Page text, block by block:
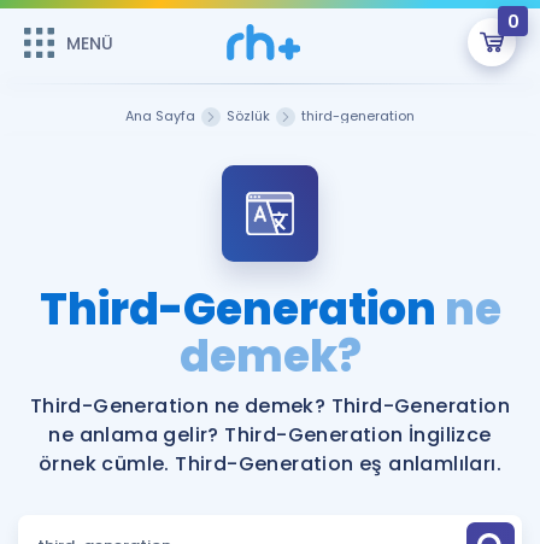
MENÜ
0
Şifremi Hatırlamıyorum
Sepetin Şu An Boş.
Remzi Hoca ile seni sınava hazırlayacak onlarca eğitim seni
bekliyor!
MENÜ
Katılımcı Görüşleri
Faydalı Araçlar
Ücretsiz Kaynaklar
Blog
İngilizce Gramer
Ana Sayfa Sözlük third-generation
Third-Generation ne
demek?
Third-Generation ne demek? Third-Generation
ne anlama gelir? Third-Generation İngilizce
örnek cümle. Third-Generation eş anlamlıları.